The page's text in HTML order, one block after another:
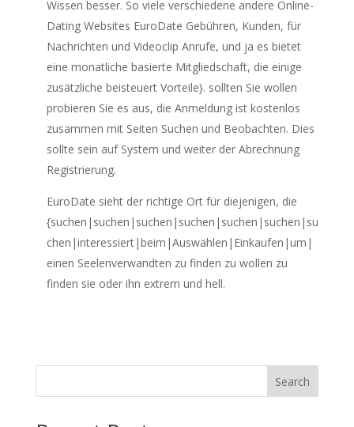
Wissen besser. So viele verschiedene andere Online-
Dating Websites EuroDate Gebühren, Kunden, für
Nachrichten und Videoclip Anrufe, und ja es bietet
eine monatliche basierte Mitgliedschaft, die einige
zusätzliche beisteuert Vorteile}. sollten Sie wollen
probieren Sie es aus, die Anmeldung ist kostenlos
zusammen mit Seiten Suchen und Beobachten. Dies
sollte sein auf System und weiter der Abrechnung
Registrierung.
EuroDate sieht der richtige Ort für diejenigen, die
{suchen|suchen|suchen|suchen|suchen|suchen|su
chen|interessiert|beim|Auswählen|Einkaufen|um|
einen Seelenverwandten zu finden zu wollen zu
finden sie oder ihn extrem und hell.
Search